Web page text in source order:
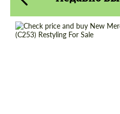
Cогласиться на
персональных
Cогласиться на
персональных